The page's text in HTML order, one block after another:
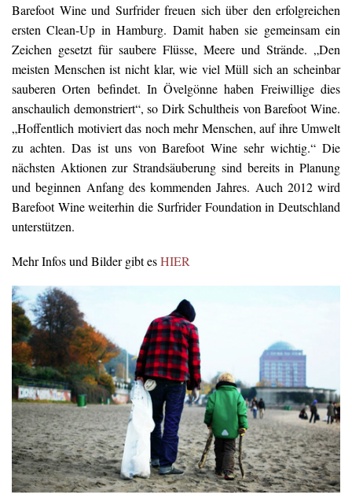
Barefoot Wine und Surfrider freuen sich über den erfolgreichen
ersten Clean-Up in Hamburg. Damit haben sie gemeinsam ein
Zeichen gesetzt für saubere Flüsse, Meere und Strände. „Den
meisten Menschen ist nicht klar, wie viel Müll sich an scheinbar
sauberen Orten befindet. In Övelgönne haben Freiwillige dies
anschaulich demonstriert“, so Dirk Schultheis von Barefoot Wine.
„Hoffentlich motiviert das noch mehr Menschen, auf ihre Umwelt
zu achten. Das ist uns von Barefoot Wine sehr wichtig.“ Die
nächsten Aktionen zur Strandsäuberung sind bereits in Planung
und beginnen Anfang des kommenden Jahres. Auch 2012 wird
Barefoot Wine weiterhin die Surfrider Foundation in Deutschland
unterstützen.
Mehr Infos und Bilder gibt esHIER